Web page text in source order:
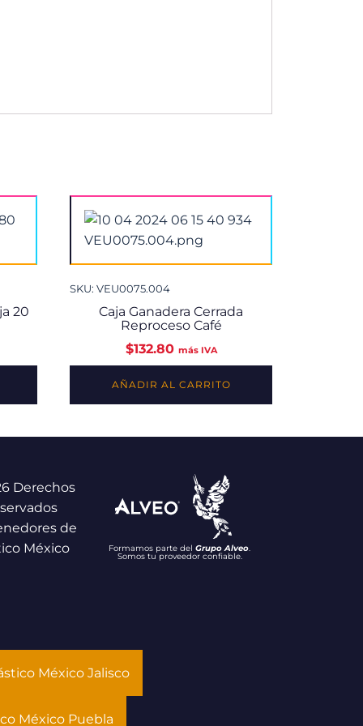
20
SKU: VEU0075.004
Caja Ganadera Cerrada
Reproceso Café
$132.80 más IVA
AÑADIR AL CARRITO
Derechos
de
México
Formamos parte del Grupo Alveo.
Somos tu proveedor confiable.
México Jalisco
México Puebla